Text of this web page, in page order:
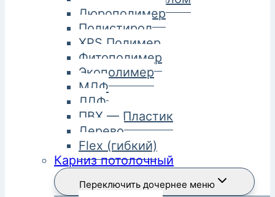
Дюрополимер
Полистирол
XPS Полимер
Фитополимер
Экополимер
МДФ
ЛДФ
ПВХ — Пластик
Дерево
Flex (гибкий)
Карниз потолочный
Переключить дочернее меню